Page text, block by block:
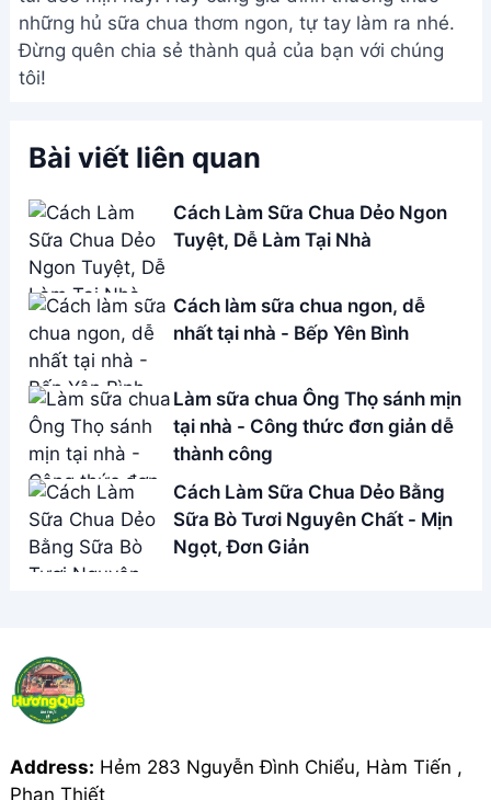
thành công
Cách Làm Sữa Chua Dẻo Bằng
Address:Hẻm 283 Nguyễn Đình Chiểu, Hàm Tiến ,
Phan Thiết
Email: [email protected]
THÔNG TIN
Giới Thiệu
Menu
Liên hệ